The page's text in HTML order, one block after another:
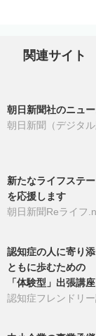
関連サイト
朝日新聞社のニュ
朝日新聞（デジタル
新たなライフステ
を応援します
朝日新聞Reライフ
認知症の人に寄り
ともに歩むための
「体験型」出張講座
認知症フレンドリ